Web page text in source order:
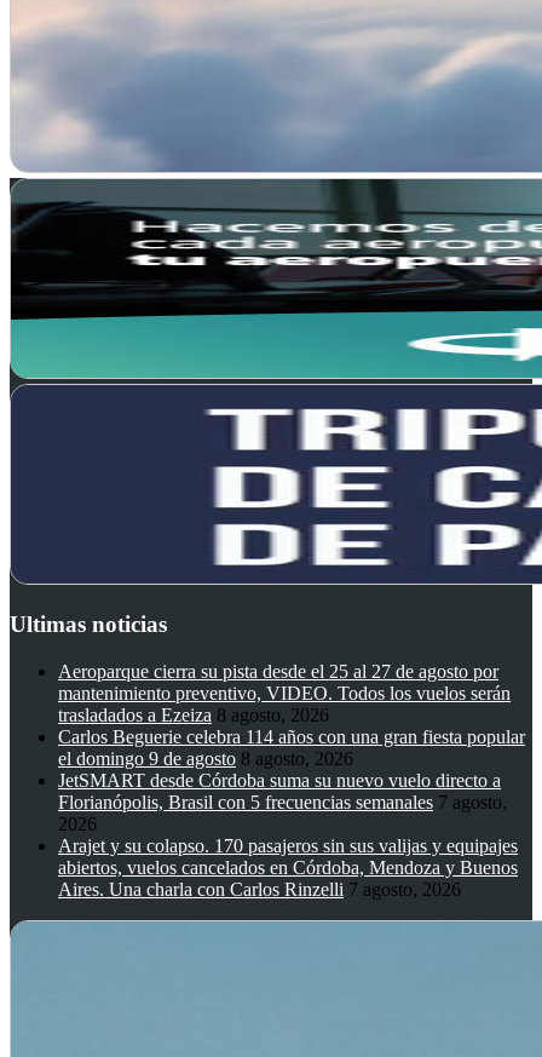
Ultimas noticias
Aeroparque cierra su pista desde el 25 al 27 de agosto por
mantenimiento preventivo, VIDEO. Todos los vuelos serán
trasladados a Ezeiza 8 agosto, 2026
Carlos Beguerie celebra 114 años con una gran fiesta popular
el domingo 9 de agosto 8 agosto, 2026
JetSMART desde Córdoba suma su nuevo vuelo directo a
Florianópolis, Brasil con 5 frecuencias semanales 7 agosto,
2026
Arajet y su colapso. 170 pasajeros sin sus valijas y equipajes
abiertos, vuelos cancelados en Córdoba, Mendoza y Buenos
Aires. Una charla con Carlos Rinzelli 7 agosto, 2026